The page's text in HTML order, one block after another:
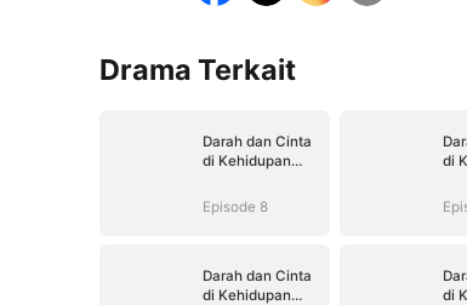
Drama Terkait
Darah dan Cinta
di Kehidupan
Episode 8
di
Darah dan Cinta
di Kehidupan
di